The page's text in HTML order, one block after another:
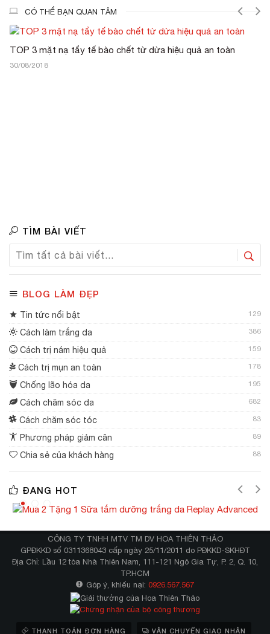
CÓ THỂ BẠN QUAN TÂM
3 mặt nạ tẩy tế bào chết từ dừa hiệu quả an toàn
08/2018
TÌM BÀI VIẾT
BLOG LÀM ĐẸP
Tin tức nổi bật 129
Cách làm trắng da 386
Cách trị nám hiệu quả 159
Cách trị mụn an toàn 178
Chống lão hóa da 195
Cách chăm sóc da 682
Cách chăm sóc tóc 83
Phương pháp giảm cân 89
Chia sẻ của khách hàng 88
ĐANG HOT
CÔNG TY TNHH MTV TM DV HOA THIÊN THẢO
GPĐKKD số 0311368043 cấp ngày 25/11/2011 do PĐKKD-SKHĐT
Địa Chỉ: Lầu 12 tòa Nhà Thiên Nam, 111-121 Ngô Gia Tự, P. 2, Q. 10,
TP.HCM
Góp ý, khiếu nại: 0926.567.567
THANH TOÁN ĐƠN HÀNG VẬN CHUYỂN GIAO NHẬN